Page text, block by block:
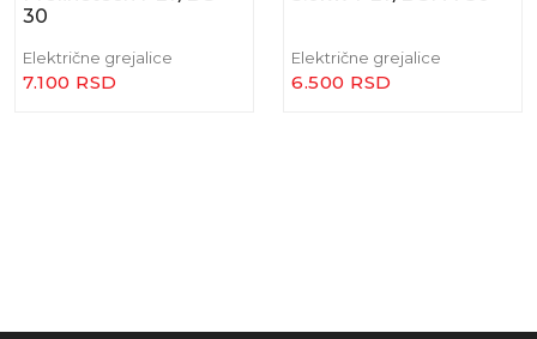
30
Električne grejalice
7.100 RSD
Električne grejalice
6.500 RSD